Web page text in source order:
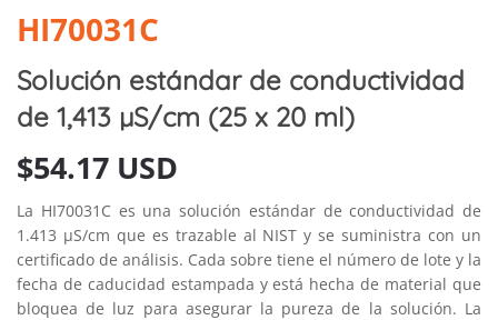
HI70031C
Solución estándar de conductividad
de 1,413 µS/cm (25 x 20 ml)
$54.17 USD
La HI70031C es una solución estándar de conductividad de
1.413 μS/cm que es trazable al NIST y se suministra con un
certificado de análisis. Cada sobre tiene el número de lote y la
fecha de caducidad estampada y está hecha de material que
bloquea de luz para asegurar la pureza de la solución. La